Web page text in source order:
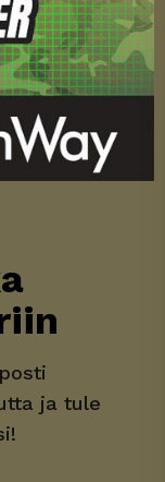
ja tule